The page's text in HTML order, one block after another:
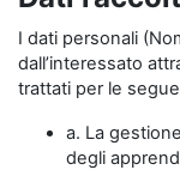
I dati personali
dall’interessato
trattati per le
a. La
degli